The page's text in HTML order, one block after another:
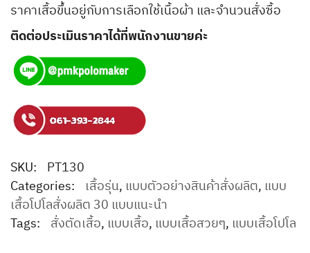
ราคาเสื้อขึ้นอยู่กับการเลือกใช้เนื้อผ้า และจำนวนสั่งซื้อ
ติดต่อประเมินราคาได้ที่พนักงานขายค่ะ
SKU: PT130
Categories: เสื้อรุ่น, แบบตัวอย่างสินค้าสั่งผลิต, แบบ
เสื้อโปโลสั่งผลิต 30 แบบแนะนำ
Tags: สั่งตัดเสื้อ, แบบเสื้อ, แบบเสื้อสวยๆ, แบบเสื้อโปโล